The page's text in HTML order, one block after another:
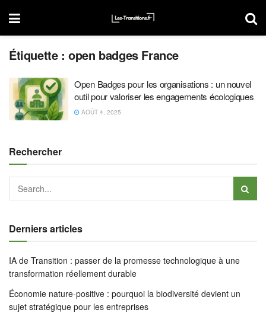
Étiquette :open badges France
Open Badges pour les organisations : un nouvel
outil pour valoriser les engagements écologiques
AOÛT 4, 2025
Rechercher
Derniers articles
IA de Transition : passer de la promesse technologique à une
transformation réellement durable
Économie nature-positive : pourquoi la biodiversité devient un
sujet stratégique pour les entreprises